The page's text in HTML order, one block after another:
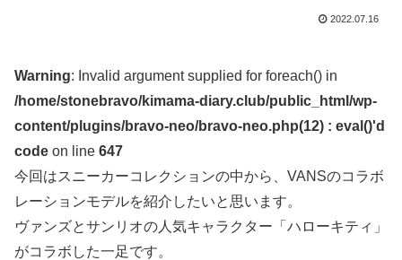
2022.07.16
Warning: Invalid argument supplied for foreach() in
/home/stonebravo/kimama-diary.club/public_html/wp-
content/plugins/bravo-neo/bravo-neo.php(12) : eval()'d
code on line 647
今回はスニーカーコレクションの中から、VANSのコラボ
レーションモデルを紹介したいと思います。
ヴァンズとサンリオの人気キャラクター「ハローキティ」
がコラボした一足です。